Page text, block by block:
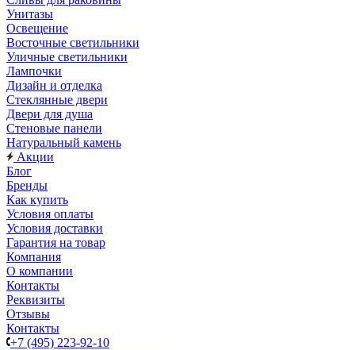
Унитазы
Освещение
Восточные светильники
Уличные светильники
Лампочки
Дизайн и отделка
Стеклянные двери
Двери для душа
Стеновые панели
Натуральный камень
Акции
Блог
Бренды
Как купить
Условия оплаты
Условия доставки
Гарантия на товар
Компания
О компании
Контакты
Реквизиты
Отзывы
Контакты
+7 (495) 223-92-10